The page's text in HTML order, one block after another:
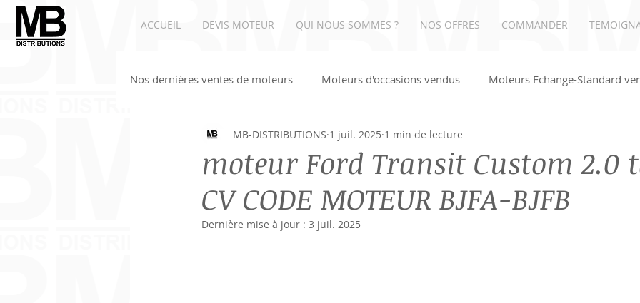
ACCUEIL DEVIS MOTEUR QUI NOUS SOMMES ? NOS OFFRES COMMANDER
Nos dernières ventes de moteurs Moteurs d'occasions vendus Moteurs Echange-Standard
Moteurs Renault Moteur AUDI
moteur Ford Transit Custom 2.0
CV CODE MOTEUR BJFA-BJFB
MB-DISTRIBUTIONS 1 juil. 2025 1 min de lecture
Dernière mise à jour : 3 juil. 2025